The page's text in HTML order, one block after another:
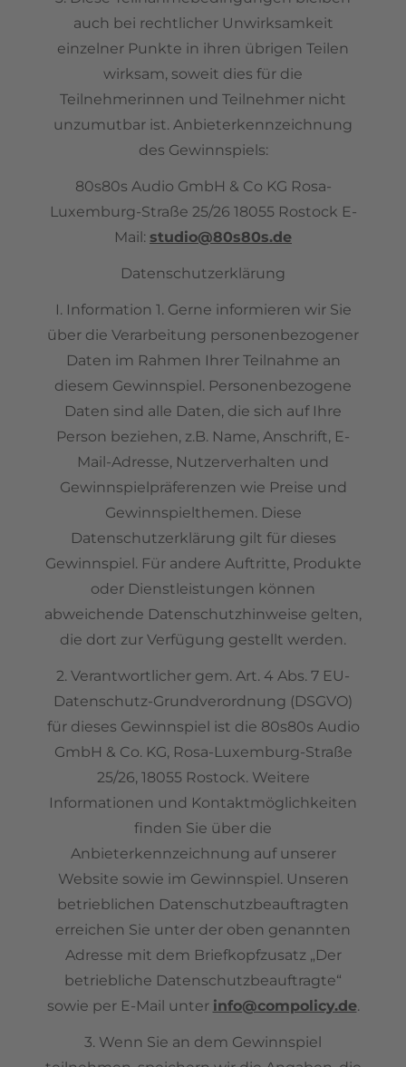
auch bei rechtlicher Unwirksamkeit
einzelner Punkte in ihren übrigen Teilen
wirksam, soweit dies für die
Teilnehmerinnen und Teilnehmer nicht
unzumutbar ist. Anbieterkennzeichnung
des Gewinnspiels:
80s80s Audio GmbH & Co KG Rosa-
Luxemburg-Straße 25/26 18055 Rostock E-
Mail: studio@80s80s.de
Datenschutzerklärung
I. Information 1. Gerne informieren wir Sie
über die Verarbeitung personenbezogener
Daten im Rahmen Ihrer Teilnahme an
diesem Gewinnspiel. Personenbezogene
Daten sind alle Daten, die sich auf Ihre
Person beziehen, z.B. Name, Anschrift, E-
Mail-Adresse, Nutzerverhalten und
Gewinnspielpräferenzen wie Preise und
Gewinnspielthemen. Diese
Datenschutzerklärung gilt für dieses
Gewinnspiel. Für andere Auftritte, Produkte
oder Dienstleistungen können
abweichende Datenschutzhinweise gelten,
die dort zur Verfügung gestellt werden.
2. Verantwortlicher gem. Art. 4 Abs. 7 EU-
Datenschutz-Grundverordnung (DSGVO)
für dieses Gewinnspiel ist die 80s80s Audio
GmbH & Co. KG, Rosa-Luxemburg-Straße
25/26, 18055 Rostock. Weitere
Informationen und Kontaktmöglichkeiten
finden Sie über die
Anbieterkennzeichnung auf unserer
Website sowie im Gewinnspiel. Unseren
betrieblichen Datenschutzbeauftragten
erreichen Sie unter der oben genannten
Adresse mit dem Briefkopfzusatz „Der
betriebliche Datenschutzbeauftragte“
sowie per E-Mail unter info@compolicy.de.
3. Wenn Sie an dem Gewinnspiel